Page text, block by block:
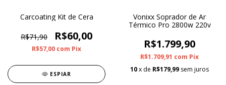
Carcoating Kit de Cera
R$71,90 R$60,00
R$57,00 com Pix
ESPIAR
Vonixx Soprador de Ar
Térmico Pro 2800w 220v
R$1.799,90
R$1.709,91 com Pix
10x de R$179,99 sem juros